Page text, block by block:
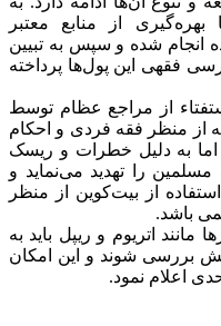
از منابع معتبر
شده و سپس به تبیین
فقهی این پول‌ها پرداخته
از مراجع عظام توسط
از منظر فقه فردی و احکام
به دلیل خطرات و ریسک
را تهدید می‌نماید و
از بیت‌کوین از منظر
باشد.
اتریوم و ریپل باید به
بررسی شوند و این امکان
اعلام نمود.